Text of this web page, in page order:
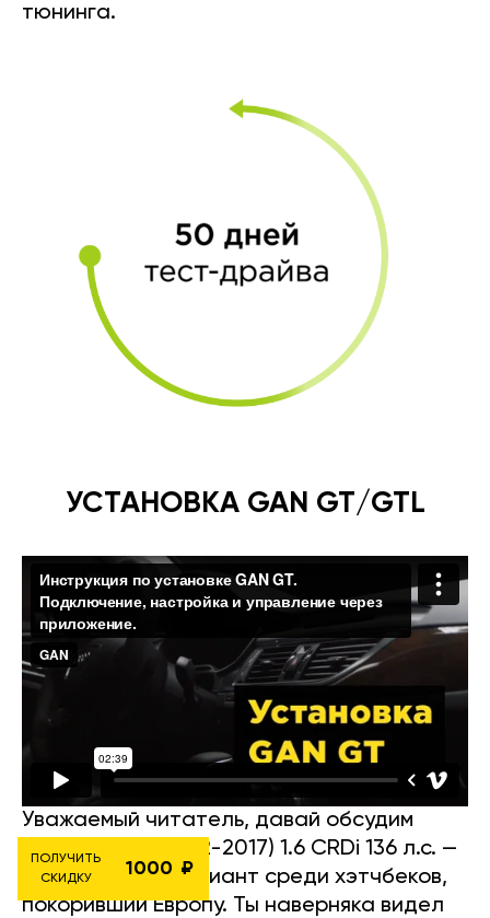
тюнинга.
УСТАНОВКА GAN GT/GTL
Уважаемый читатель, давай обсудим
Hyundai i30 II (2012-2017) 1.6 CRDi 136 л.с. —
настоящий бриллиант среди хэтчбеков,
покоривший Европу. Ты наверняка видел
ПОЛУЧИТЬ
СКИДКУ
1000